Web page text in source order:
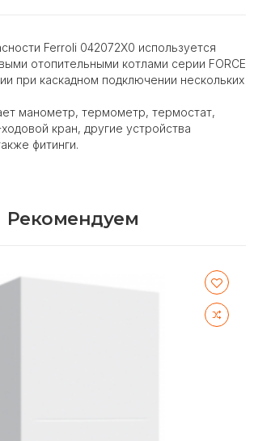
Ferroli 042072X0 используется
отопительными котлами серии FORCE
при каскадном подключении нескольких
манометр, термометр, термостат,
кран, другие устройства
фитинги.
Рекомендуем